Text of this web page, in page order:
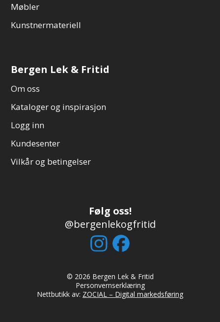
Møbler
Kunstnermateriell
Bergen Lek & Fritid
Om oss
Kataloger og inspirasjon
Logg inn
Kundesenter
Vilkår og betingelser
Følg oss!
@bergenlekogfritid
© 2026 Bergen Lek & Fritid
Personvernserklæring
Nettbutikk av: ZOCIAL – Digital markedsføring